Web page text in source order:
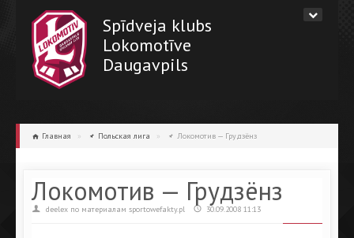
Spīdveja klubs
Lokomotīve
Daugavpils
Главная » Польская лига » Локомотив — Грудзёнз
Локомотив — Грудзёнз
deelex по материалам sportowefakty.pl 30.09.2008 11:13